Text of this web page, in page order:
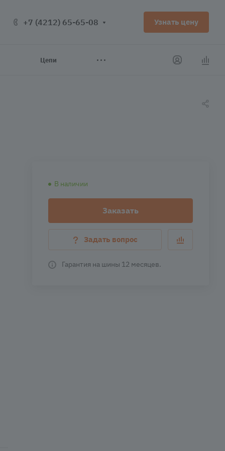
+7 (4212) 65-65-08 Узнать цену
Цепи
В наличии
Заказать
Задать вопрос
Гарантия на шины 12 месяцев.